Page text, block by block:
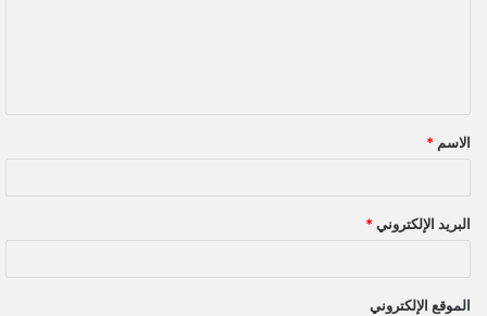
ق
*
الاسم *
البريد الإلكتروني *
الموقع الإلكتروني